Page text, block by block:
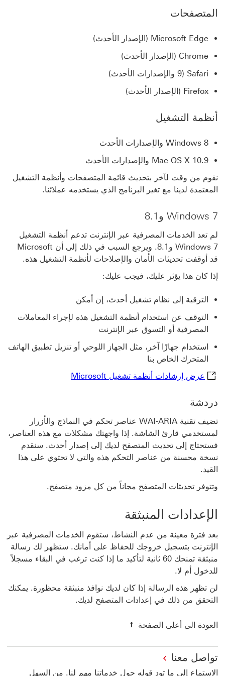
المتصفحات
Microsoft Edge (الإصدار الأحدث)
Chrome (الإصدار الأحدث)
Safari (9 والإصدارات الأحدث)
Firefox (الإصدار الأحدث)
أنظمة التشغيل
Windows 8 والإصدارات الأحدث
Mac OS X 10.9 والإصدارات الأحدث
نقوم من وقت لآخر بتحديث قائمة المتصفحات وأنظمة التشغيل
المعتمدة لدينا مع تغير البرنامج الذي يستخدمه عملائنا.
Windows 7 و8.1
لم تعد الخدمات المصرفية عبر الإنترنت تدعم أنظمة التشغيل
Windows 7 و8.1. ويرجع السبب في ذلك إلى أن Microsoft
قد أوقفت تحديثات الأمان والإصلاحات لأنظمة التشغيل هذه.
إذا كان هذا يؤثر عليك، فيجب عليك:
الترقية إلى نظام تشغيل أحدث، إن أمكن
التوقف عن استخدام أنظمة التشغيل هذه لإجراء المعاملات
المصرفية أو التسوق عبر الإنترنت
استخدام جهازًا آخر، مثل الجهاز اللوحي أو تنزيل تطبيق الهاتف
المتحرك الخاص بنا
عرض إرشادات أنظمة تشغيل Microsoft
دردشة
تضيف تقنية WAI-ARIA عناصر تحكم في النماذج والأزرار
لمستخدمي قارئ الشاشة. إذا واجهتك مشكلات مع هذه العناصر،
فستحتاج إلى تحديث المتصفح لديك إلى إصدار أحدث. سنقدم
نسخة محسنة من عناصر التحكم هذه والتي لا تحتوي على هذا
القيد.
وتتوفر تحديثات المتصفح مجاناً من كل مزود متصفح.
الإعدادات المنبثقة
بعد فترة معينة من عدم النشاط، ستقوم الخدمات المصرفية عبر
الإنترنت بتسجيل خروجك للحفاظ على أمانك. ستظهر لك رسالة
منبثقة تمنحك 60 ثانية لتأكيد ما إذا كنت ترغب في البقاء مسجلاً
للدخول أم لا.
لن تظهر هذه الرسالة إذا كان لديك نوافذ منبثقة محظورة. يمكنك
التحقق من ذلك في إعدادات المتصفح لديك.
العودة الى أعلى الصفحة
تواصل معنا
الاستماع إلى ما تود قوله حول خدماتنا مهم لنا. من السهل